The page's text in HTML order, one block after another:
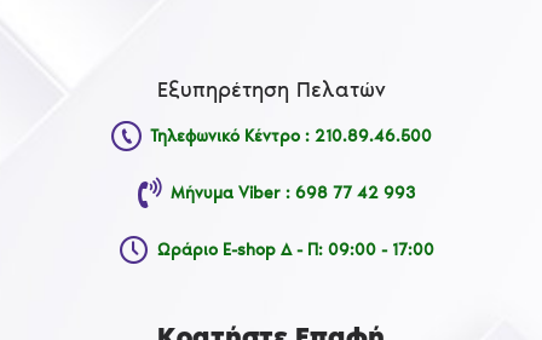
Εξυπηρέτηση Πελατών
Τηλεφωνικό Κέντρο : 210.89.46.500
Μήνυμα Viber : 698 77 42 993
Ωράριο E-shop Δ - Π: 09:00 - 17:00